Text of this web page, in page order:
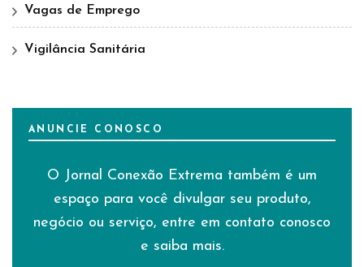
Vagas de Emprego
Vigilância Sanitária
ANUNCIE CONOSCO
O Jornal Conexão Extrema também é um
espaço para você divulgar seu produto,
negócio ou serviço, entre em contato conosco
e saiba mais.